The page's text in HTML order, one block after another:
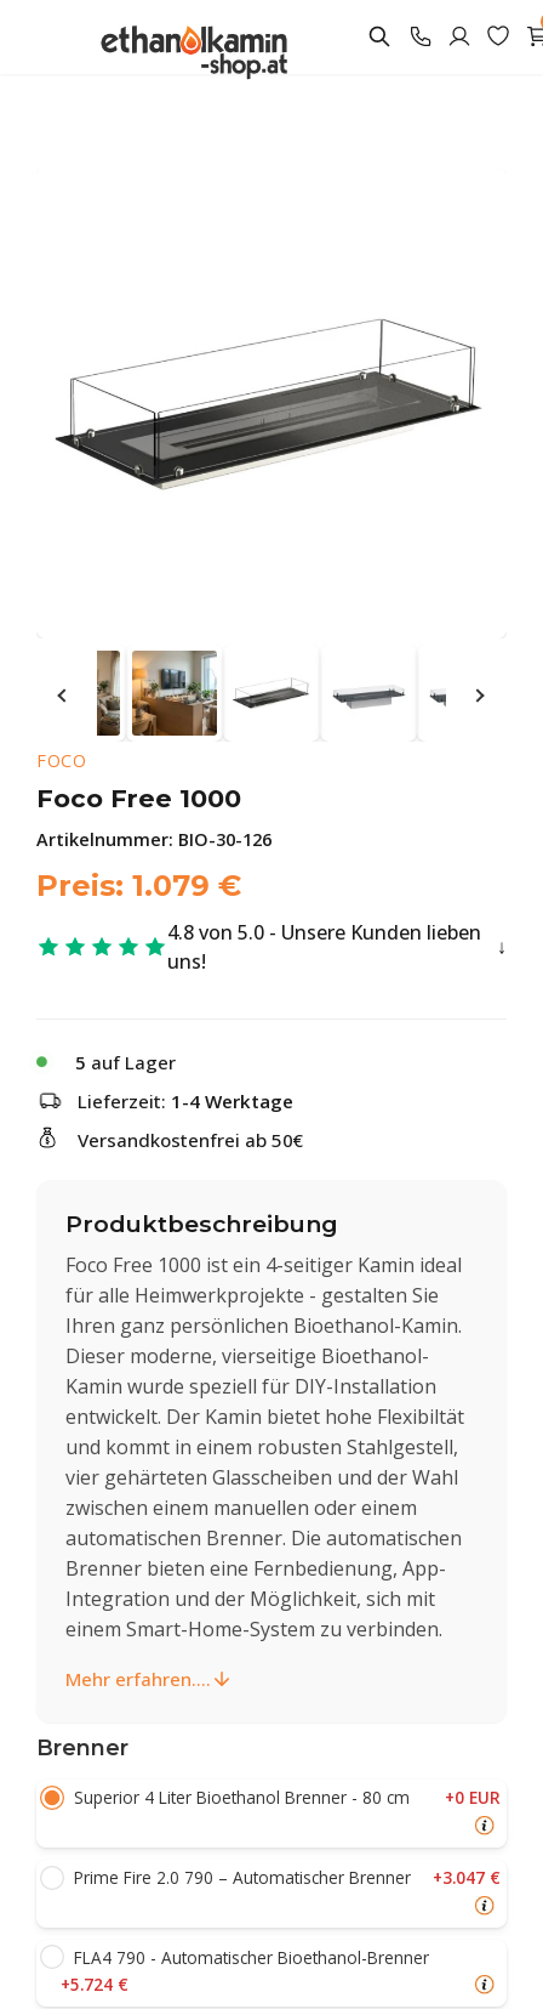
FOCO
Foco Free 1000
Artikelnummer: BIO-30-126
Preis: 1.079 €
4.8 von 5.0 - Unsere Kunden lieben
uns!
5 auf Lager
Lieferzeit: 1-4 Werktage
Versandkostenfrei ab 50€
Produktbeschreibung
Foco Free 1000 ist ein 4-seitiger Kamin ideal
für alle Heimwerkprojekte - gestalten Sie
Ihren ganz persönlichen Bioethanol-Kamin.
Dieser moderne, vierseitige Bioethanol-
Kamin wurde speziell für DIY-Installation
entwickelt. Der Kamin bietet hohe Flexibiltät
und kommt in einem robusten Stahlgestell,
vier gehärteten Glasscheiben und der Wahl
zwischen einem manuellen oder einem
automatischen Brenner. Die automatischen
Brenner bieten eine Fernbedienung, App-
Integration und der Möglichkeit, sich mit
einem Smart-Home-System zu verbinden.
Mehr erfahren....
Brenner
Superior 4 Liter Bioethanol Brenner - 80 cm +0 EUR
Prime Fire 2.0 790 – Automatischer Brenner +3.047 €
FLA4 790 - Automatischer Bioethanol-Brenner
+5.724 €